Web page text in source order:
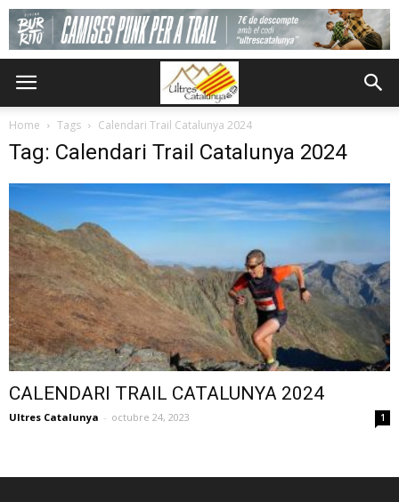
Home Tags Calendari Trail Catalunya 2024
Tag: Calendari Trail Catalunya 2024
CALENDARI TRAIL CATALUNYA 2024
Ultres Catalunya - octubre 24, 2023 1